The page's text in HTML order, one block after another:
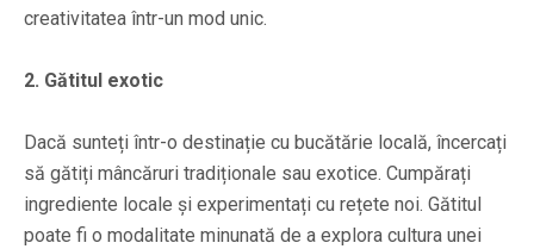
creativitatea într-un mod unic.
2. Gătitul exotic
Dacă sunteți într-o destinație cu bucătărie locală, încercați
să gătiți mâncăruri tradiționale sau exotice. Cumpărați
ingrediente locale și experimentați cu rețete noi. Gătitul
poate fi o modalitate minunată de a explora cultura unei